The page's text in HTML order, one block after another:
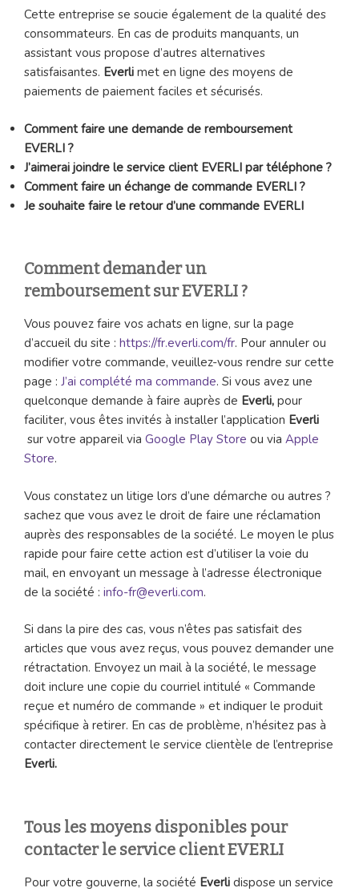
Cette entreprise se soucie également de la qualité des
consommateurs. En cas de produits manquants, un
assistant vous propose d’autres alternatives
satisfaisantes. Everli met en ligne des moyens de
paiements de paiement faciles et sécurisés.
Comment faire une demande de remboursement
EVERLI ?
J’aimerai joindre le service client EVERLI par téléphone ?
Comment faire un échange de commande EVERLI ?
Je souhaite faire le retour d’une commande EVERLI
Comment demander un
remboursement sur EVERLI ?
Vous pouvez faire vos achats en ligne, sur la page
d’accueil du site : https://fr.everli.com/fr. Pour annuler ou
modifier votre commande, veuillez-vous rendre sur cette
page : J’ai complété ma commande. Si vous avez une
quelconque demande à faire auprès de Everli, pour
faciliter, vous êtes invités à installer l’application Everli
sur votre appareil via Google Play Store ou via Apple
Store.
Vous constatez un litige lors d’une démarche ou autres ?
sachez que vous avez le droit de faire une réclamation
auprès des responsables de la société. Le moyen le plus
rapide pour faire cette action est d’utiliser la voie du
mail, en envoyant un message à l’adresse électronique
de la société : info-fr@everli.com.
Si dans la pire des cas, vous n’êtes pas satisfait des
articles que vous avez reçus, vous pouvez demander une
rétractation. Envoyez un mail à la société, le message
doit inclure une copie du courriel intitulé « Commande
reçue et numéro de commande » et indiquer le produit
spécifique à retirer. En cas de problème, n’hésitez pas à
contacter directement le service clientèle de l’entreprise
Everli.
Tous les moyens disponibles pour
contacter le service client EVERLI
Pour votre gouverne, la société Everli dispose un service